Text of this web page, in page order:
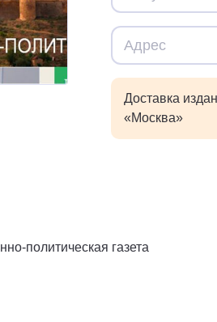
Доставка
«Москва»
политическая газета